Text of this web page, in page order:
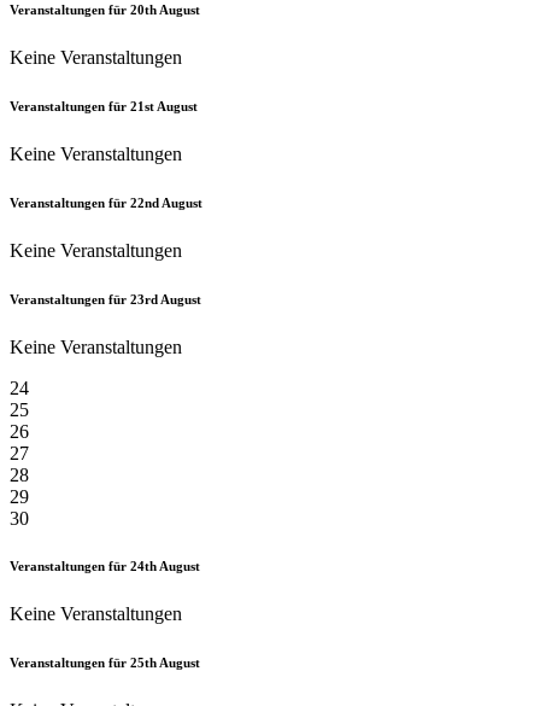
Veranstaltungen für 20th August
Keine Veranstaltungen
Veranstaltungen für 21st August
Keine Veranstaltungen
Veranstaltungen für 22nd August
Keine Veranstaltungen
Veranstaltungen für 23rd August
Keine Veranstaltungen
24
25
26
27
28
29
30
Veranstaltungen für 24thAugust
Keine Veranstaltungen
Veranstaltungen für 25thAugust